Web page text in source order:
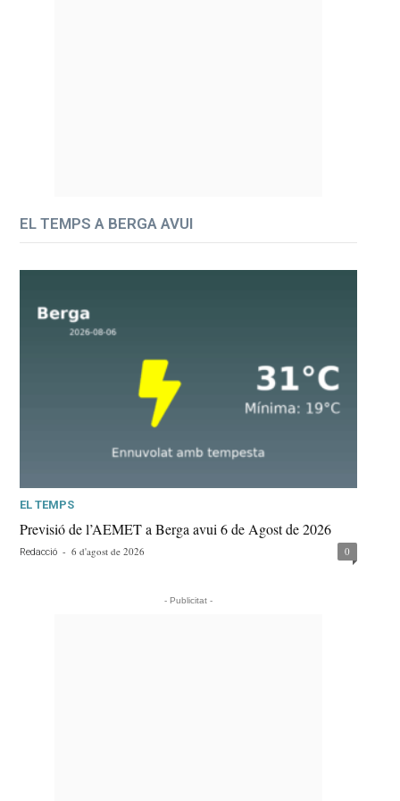
EL TEMPS A BERGA AVUI
EL TEMPS
Previsió de l’AEMET a Berga avui 6 de Agost de 2026
Redacció - 6 d'agost de 2026 0
- Publicitat -